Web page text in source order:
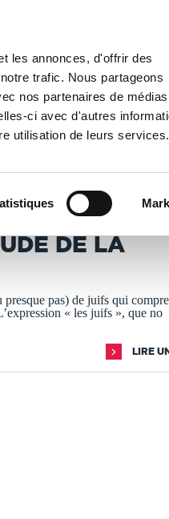
les annonces, d'offrir des
trafic. Nous partageons
nos partenaires de médias
ci avec d'autres
utilisation de leurs services.
LIBRAIRIE
- DÉLAI ACTUEL : 3 À
DE LA
pas) de juifs qui
« les juifs », que no
LIRE